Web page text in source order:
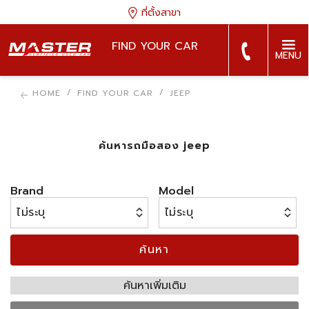
ที่ตั้งสาขา
FIND YOUR CAR
MENU
HOME FIND YOUR CAR JEEP
ค้นหารถมือสอง jeep
Brand Model
ค้นหา
ค้นหาเพิ่มเติม